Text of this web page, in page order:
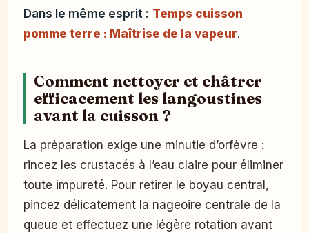
Dans le même esprit : Temps cuisson
pomme terre : Maîtrise de la vapeur.
Comment nettoyer et châtrer
efficacement les langoustines
avant la cuisson ?
La préparation exige une minutie d’orfèvre :
rincez les crustacés à l’eau claire pour éliminer
toute impureté. Pour retirer le boyau central,
pincez délicatement la nageoire centrale de la
queue et effectuez une légère rotation avant